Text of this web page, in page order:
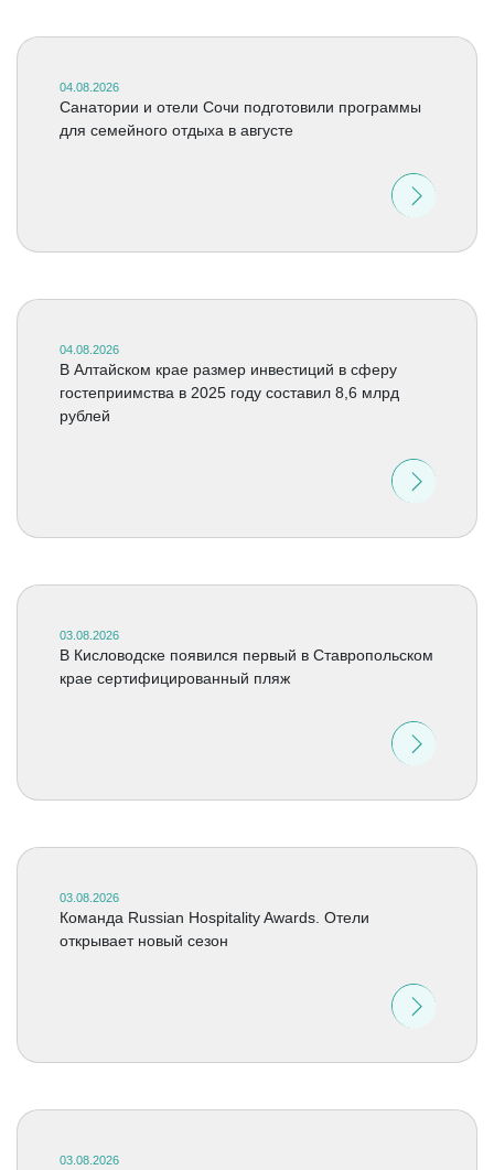
04.08.2026
Санатории и отели Сочи подготовили программы
для семейного отдыха в августе
04.08.2026
В Алтайском крае размер инвестиций в сферу
гостеприимства в 2025 году составил 8,6 млрд
рублей
03.08.2026
В Кисловодске появился первый в Ставропольском
крае сертифицированный пляж
03.08.2026
Команда Russian Hospitality Awards. Отели
открывает новый сезон
03.08.2026